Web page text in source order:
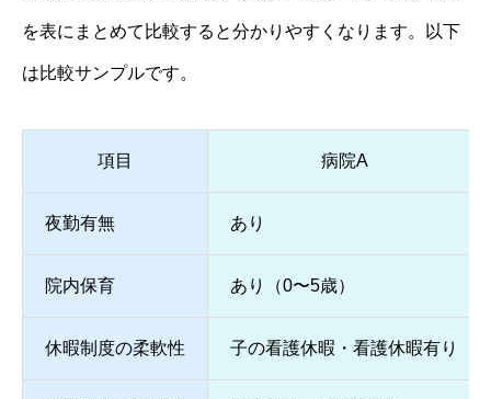
を表にまとめて比較すると分かりやすくなります。以下
は比較サンプルです。
項目 病院A
夜勤有無 あり
院内保育 あり（0〜5歳）
休暇制度の柔軟性 子の看護休暇・看護休暇有り